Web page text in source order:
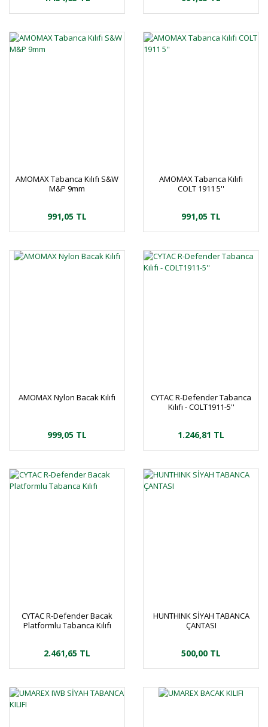
AMOMAX Tabanca Kılıfı S&W
M&P 9mm
991,05 TL
AMOMAX Tabanca Kılıfı
COLT 1911 5''
991,05 TL
AMOMAX Nylon Bacak Kılıfı
999,05 TL
CYTAC R-Defender Tabanca
Kılıfı - COLT1911-5''
1.246,81 TL
CYTAC R-Defender Bacak
Platformlu Tabanca Kılıfı
2.461,65 TL
HUNTHINK SİYAH TABANCA
ÇANTASI
500,00 TL